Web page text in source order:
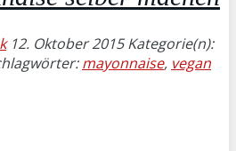
12. Oktober 2015 Kategorie(n):
mayonnaise, vegan